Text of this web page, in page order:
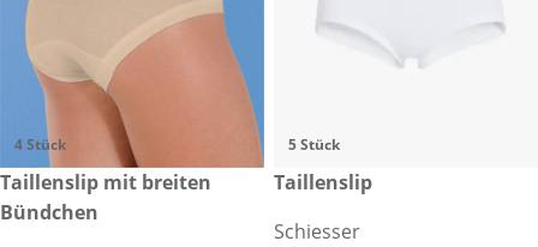
4 Stück
€ 27,99
Taillenslip mit breiten
Bündchen
5 Stück
€ 39,99
Taillenslip
Schiesser